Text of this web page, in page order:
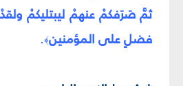
ثمَّ صَرَفكمْ عنهمْ ليبتليكمْ
فضلٍ على المؤمنين﴾.